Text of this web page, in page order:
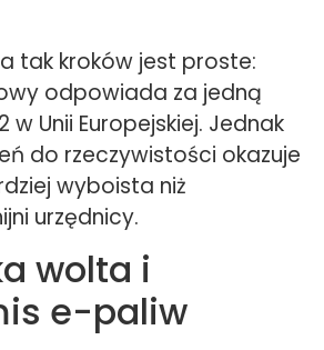
tak kroków jest proste:
odpowiada za jedną
w Unii Europejskiej. Jednak
do rzeczywistości okazuje
wyboista niż
urzędnicy.
wolta i
e-paliw